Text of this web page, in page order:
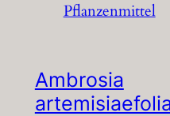
Pflanzenmittel
Ambrosia